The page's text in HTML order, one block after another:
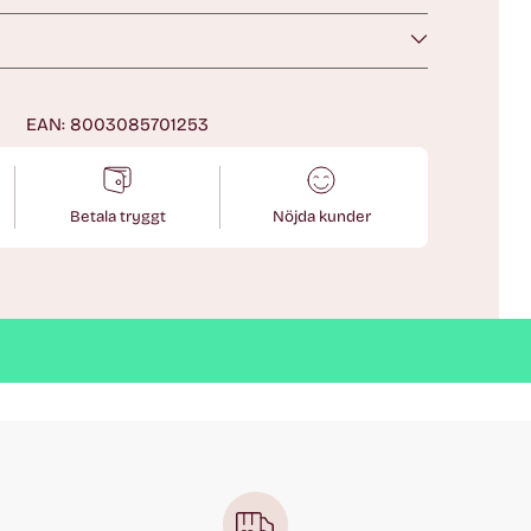
EAN: 8003085701253
Betala tryggt Nöjda kunder